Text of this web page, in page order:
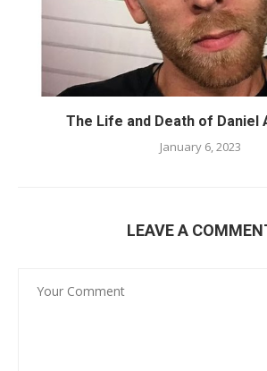
The Life and Death of Daniel
January 6, 2023
LEAVE A